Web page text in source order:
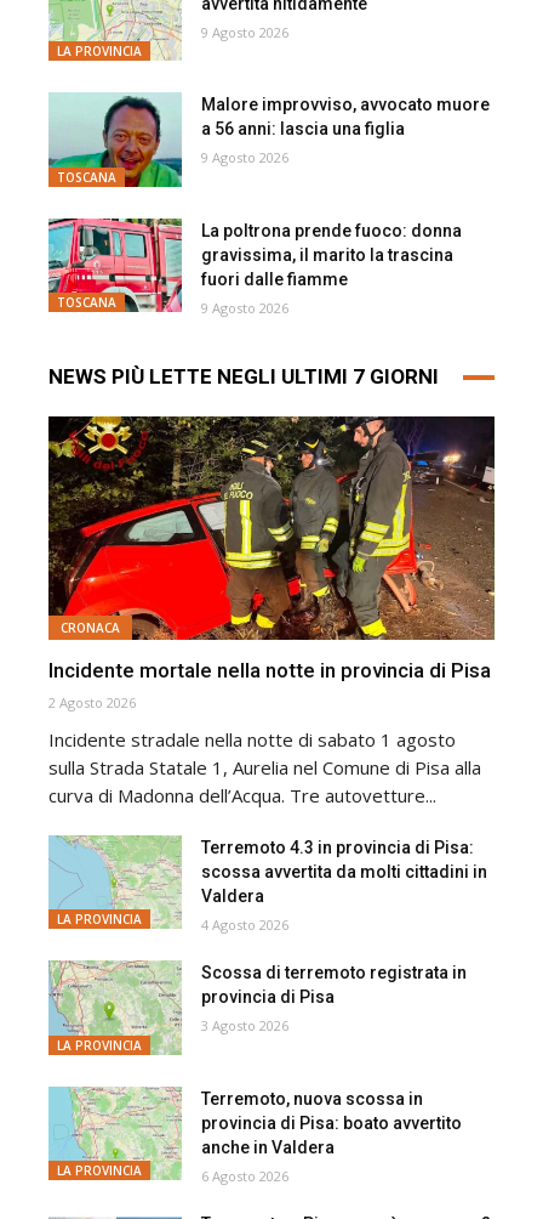
LA PROVINCIA
avvertita nitidamente
9 Agosto 2026
TOSCANA
Malore improvviso, avvocato muore
a 56 anni: lascia una figlia
9 Agosto 2026
TOSCANA
La poltrona prende fuoco: donna
gravissima, il marito la trascina
fuori dalle fiamme
9 Agosto 2026
NEWS PIÙ LETTE NEGLI ULTIMI 7 GIORNI
CRONACA
Incidente mortale nella notte in provincia di Pisa
2 Agosto 2026
Incidente stradale nella notte di sabato 1 agosto
sulla Strada Statale 1, Aurelia nel Comune di Pisa alla
curva di Madonna dell’Acqua. Tre autovetture...
LA PROVINCIA
Terremoto 4.3 in provincia di Pisa:
scossa avvertita da molti cittadini in
Valdera
4 Agosto 2026
LA PROVINCIA
Scossa di terremoto registrata in
provincia di Pisa
3 Agosto 2026
LA PROVINCIA
Terremoto, nuova scossa in
provincia di Pisa: boato avvertito
anche in Valdera
6 Agosto 2026